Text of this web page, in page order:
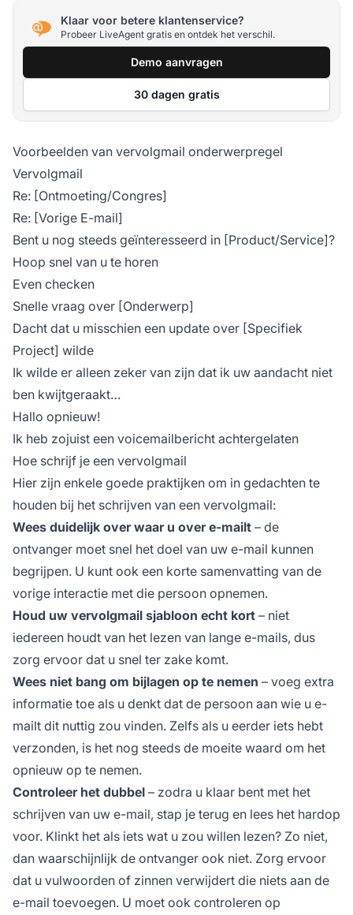
Klaar voor betere klantenservice?
Probeer LiveAgent gratis en ontdek het verschil.
Demo aanvragen
30 dagen gratis
Voorbeelden van vervolgmail onderwerpregel
Vervolgmail
Re: [Ontmoeting/Congres]
Re: [Vorige E-mail]
Bent u nog steeds geïnteresseerd in [Product/Service]?
Hoop snel van u te horen
Even checken
Snelle vraag over [Onderwerp]
Dacht dat u misschien een update over [Specifiek
Project] wilde
Ik wilde er alleen zeker van zijn dat ik uw aandacht niet
ben kwijtgeraakt…
Hallo opnieuw!
Ik heb zojuist een voicemailbericht achtergelaten
Hoe schrijf je een vervolgmail
Hier zijn enkele goede praktijken om in gedachten te
houden bij het schrijven van een vervolgmail:
Wees duidelijk over waar u over e-mailt – de
ontvanger moet snel het doel van uw e-mail kunnen
begrijpen. U kunt ook een korte samenvatting van de
vorige interactie met die persoon opnemen.
Houd uw vervolgmail sjabloon echt kort – niet
iedereen houdt van het lezen van lange e-mails, dus
zorg ervoor dat u snel ter zake komt.
Wees niet bang om bijlagen op te nemen – voeg extra
informatie toe als u denkt dat de persoon aan wie u e-
mailt dit nuttig zou vinden. Zelfs als u eerder iets hebt
verzonden, is het nog steeds de moeite waard om het
opnieuw op te nemen.
Controleer het dubbel – zodra u klaar bent met het
schrijven van uw e-mail, stap je terug en lees het hardop
voor. Klinkt het als iets wat u zou willen lezen? Zo niet,
dan waarschijnlijk de ontvanger ook niet. Zorg ervoor
dat u vulwoorden of zinnen verwijdert die niets aan de
e-mail toevoegen. U moet ook controleren op